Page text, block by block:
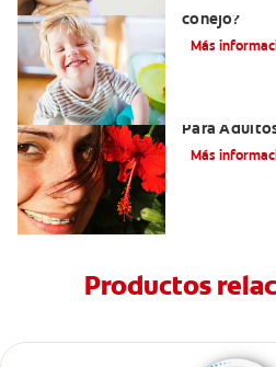
conejo?
Más
Para
Más
Productos